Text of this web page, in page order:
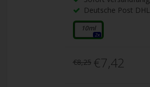
Deutsche Post
10ml
2x
€8,25 €7,42